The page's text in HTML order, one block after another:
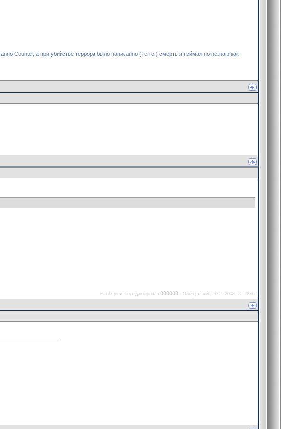
Counter, а при убийстве террора было написанно (Terror) смерть я поймал но незнаю как
Сообщение отредактировал 000000 - Понедельник, 10.11.2008, 22:22:05